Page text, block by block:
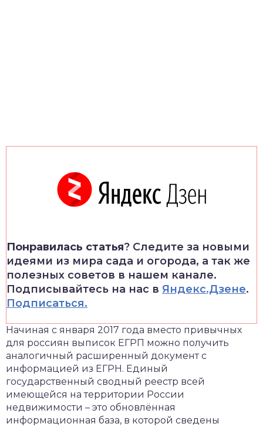
Понравилась статья? Следите за новыми
идеями из мира сада и огорода, а так же
полезных советов в нашем канале.
Подписывайтесь на нас в Яндекс.Дзене.
Подписаться.
Начиная с января 2017 года вместо привычных
для россиян выписок ЕГРП можно получить
аналогичный расширенный документ с
информацией из ЕГРН. Единый
государственный сводный реестр всей
имеющейся на территории России
недвижимости – это обновлённая
информационная база, в которой сведены